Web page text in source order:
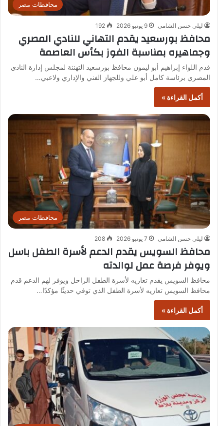
محافظات مصر
ليلى حسن الشامي 9 يونيو 2026 192
محافظ بورسعيد يقدم التهاني للنادي المصري
وجماهيره بمناسبة الفوز بكأس العاصمة
قدم اللواء إبراهيم أبو ليمون محافظ بورسعيد التهنئة لمجلس إدارة النادي
المصري برئاسة كامل أبو علي وللجهاز الفني والإداري ولاعبي…
أكمل القراءة »
محافظات مصر
ليلى حسن الشامي 7 يونيو 2026 208
محافظ السويس يقدم الدعم لأسرة الطفل باسل
ويوفر فرصة عمل لوالدته
محافظ السويس يقدم تعازيه لأسرة الطفل الراحل ويوفر لهم الدعم قدم
محافظ السويس تعازيه لأسرة الطفل الذي توفي حديثًا مؤكدًا…
أكمل القراءة »